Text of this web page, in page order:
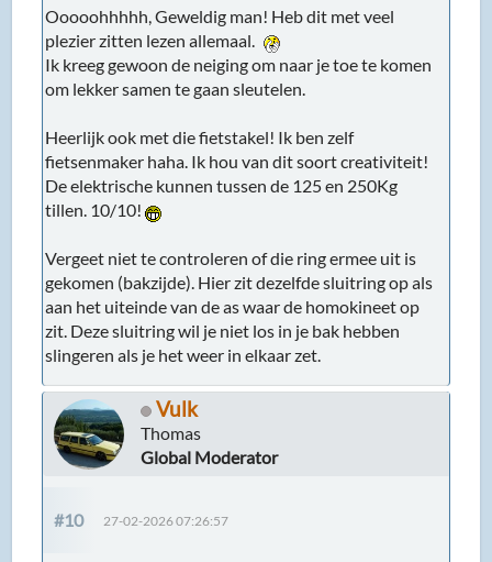
Ooooohhhhh, Geweldig man! Heb dit met veel
plezier zitten lezen allemaal.
Ik kreeg gewoon de neiging om naar je toe te komen
om lekker samen te gaan sleutelen.
Heerlijk ook met die fietstakel! Ik ben zelf
fietsenmaker haha. Ik hou van dit soort creativiteit!
De elektrische kunnen tussen de 125 en 250Kg
tillen. 10/10!
Vergeet niet te controleren of die ring ermee uit is
gekomen (bakzijde). Hier zit dezelfde sluitring op als
aan het uiteinde van de as waar de homokineet op
zit. Deze sluitring wil je niet los in je bak hebben
slingeren als je het weer in elkaar zet.
Vulk
Thomas
Global Moderator
#10 27-02-2026 07:26:57